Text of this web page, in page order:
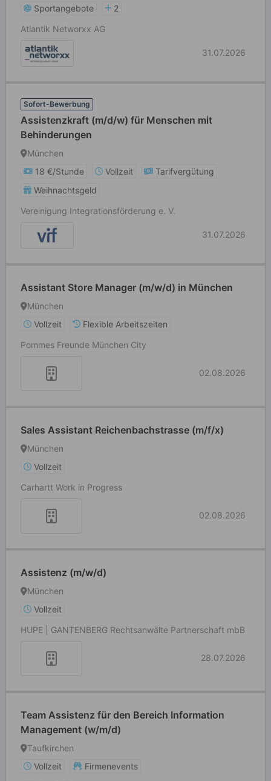
Sportangebote
2
Atlantik Networxx AG
31.07.2026
Sofort-Bewerbung
Assistenzkraft (m/d/w) für Menschen mit
Behinderungen
München
18 €/Stunde
Vollzeit
Tarifvergütung
Weihnachtsgeld
Vereinigung Integrationsförderung e. V.
31.07.2026
Assistant Store Manager (m/w/d) in München
München
Vollzeit
Flexible Arbeitszeiten
Pommes Freunde München City
02.08.2026
Sales Assistant Reichenbachstrasse (m/f/x)
München
Vollzeit
Carhartt Work in Progress
02.08.2026
Assistenz (m/w/d)
München
Vollzeit
HUPE | GANTENBERG Rechtsanwälte Partnerschaft mbB
28.07.2026
Team Assistenz für den Bereich Information
Management (w/m/d)
Taufkirchen
Vollzeit
Firmenevents